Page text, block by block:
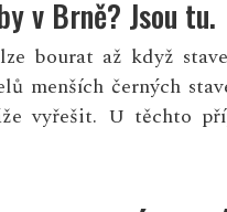
v Brně? Jsou tu.
bourat až když
menších černých
vyřešit. U těchto